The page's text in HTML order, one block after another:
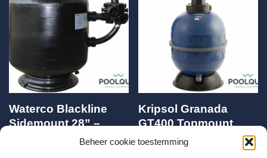
Beheer cookie toestemming
Waterco Blackline
Sidemount 28” –
Kripsol Granada
GT400 Topmount
6m3/u